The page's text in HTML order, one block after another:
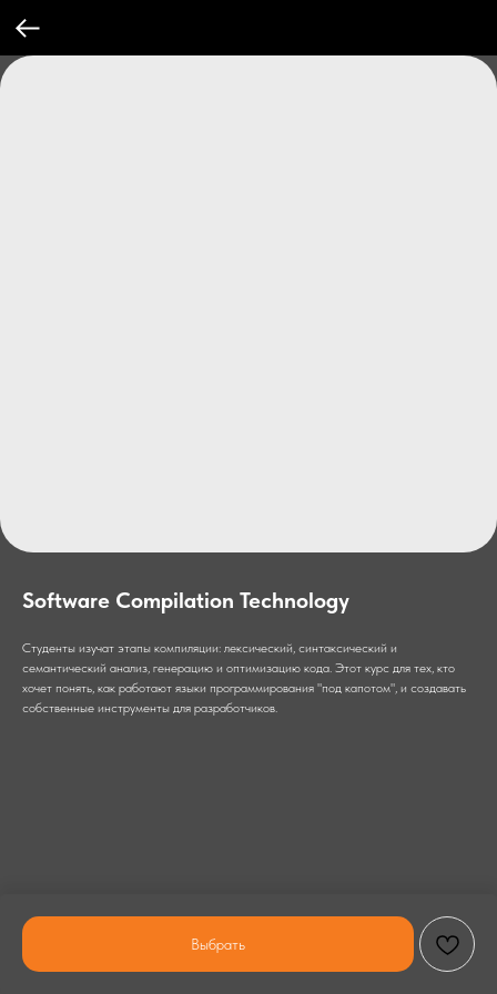
Software Compilation Technology
Выбрать
Студенты изучат этапы компиляции: лексический, синтаксический и
семантический анализ, генерацию и оптимизацию кода. Этот курс для тех, кто
хочет понять, как работают языки программирования "под капотом", и создавать
собственные инструменты для разработчиков.